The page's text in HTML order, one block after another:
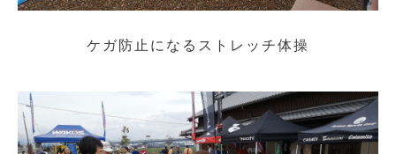
ケガ防止になるストレッチ体操